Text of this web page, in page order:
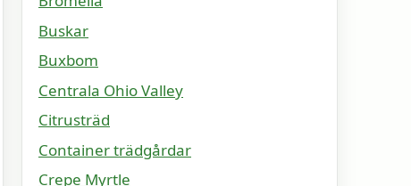
Buskar
Buxbom
Centrala Ohio Valley
Citrusträd
Container trädgårdar
Crepe Myrtle